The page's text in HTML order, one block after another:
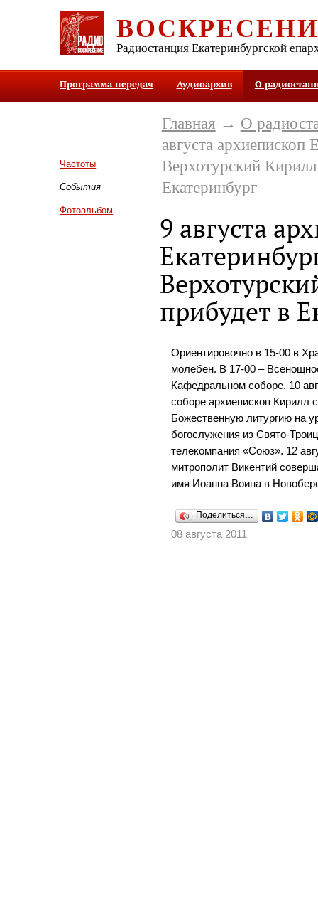
Радиостанция Екатеринбургской
Программа передач Аудиоархив О
Частоты
События
Фотоальбом
Главная → О
августа архиепископ
Верхотурский
Екатеринбург
9 августа
прибудет в
Ориентировочно в 15-00 в
молебен. В 17-00 –
Кафедральном соборе. 10
соборе архиепископ Кирилл
Божественную литургию на
богослужения из Свято-
телекомпания «Союз». 12
митрополит Викентий
имя Иоанна Воина в
Поделиться…
08 августа 2011